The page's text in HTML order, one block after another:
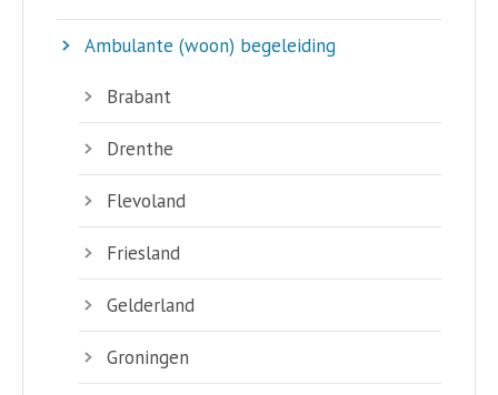
Ambulante (woon) begeleiding
Brabant
Drenthe
Flevoland
Friesland
Gelderland
Groningen